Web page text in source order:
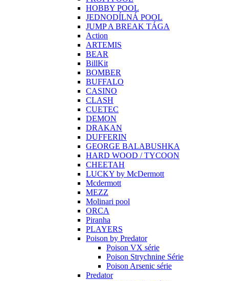
HOBBY POOL
JEDNODÍLNÁ POOL
JUMP A BREAK TÁGA
Action
ARTEMIS
BEAR
BillKit
BOMBER
BUFFALO
CASINO
CLASH
CUETEC
DEMON
DRAKAN
DUFFERIN
GEORGE BALABUSHKA
HARD WOOD / TYCOON
CHEETAH
LUCKY by McDermott
Mcdermott
MEZZ
Molinari pool
ORCA
Piranha
PLAYERS
Poison by Predator
Poison VX série
Poison Strychnine Série
Poison Arsenic série
Predator